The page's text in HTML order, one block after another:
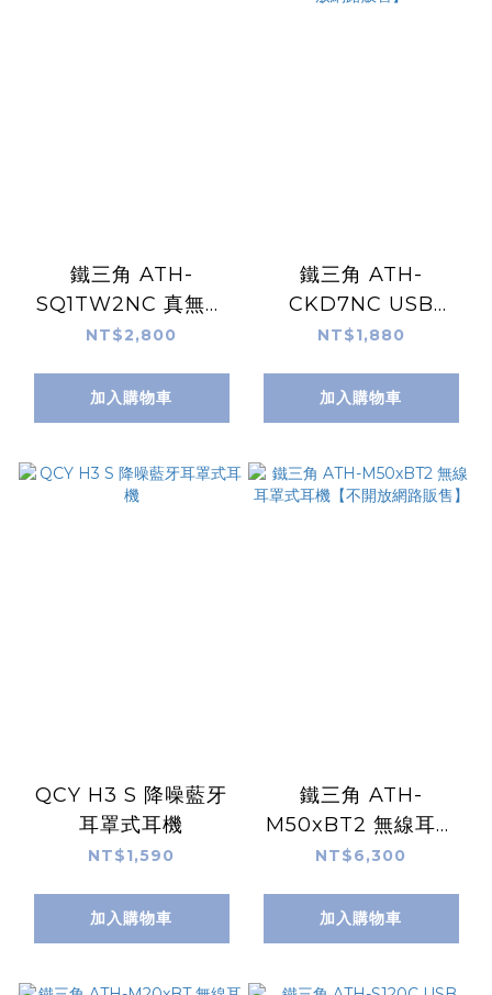
鐵三角 ATH-
SQ1TW2NC 真無線
耳機【不開放網路販
NT$2,800
加入購物車
鐵三角 ATH-
CKD7NC USB
Type-C™耳道式降噪
售】
NT$1,880
加入購物車
QCY H3 S 降噪藍牙
耳罩式耳機
NT$1,590
加入購物車
鐵三角 ATH-
M50xBT2 無線耳罩
式耳機【不開放網路販
NT$6,300
加入購物車